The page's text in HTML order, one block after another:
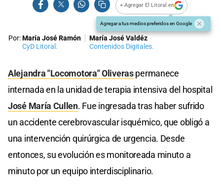
+ Agregar El Litoral en
Agregar a tus medios preferidos en Google
Por:María José Ramón
CyD Litoral.
María José Valdéz
Contenidos Digitales.
Alejandra "Locomotora" Oliveraspermanece
internada en la unidad de terapia intensiva del hospital
José María Cullen. Fue ingresada tras haber sufrido
un accidente cerebrovascular isquémico, que obligó a
una intervención quirúrgica de urgencia. Desde
entonces, su evolución es monitoreada minuto a
minuto por un equipo interdisciplinario.